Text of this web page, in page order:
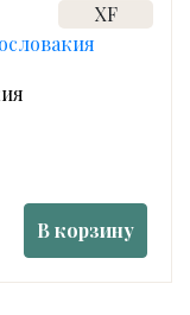
XF
В корзину